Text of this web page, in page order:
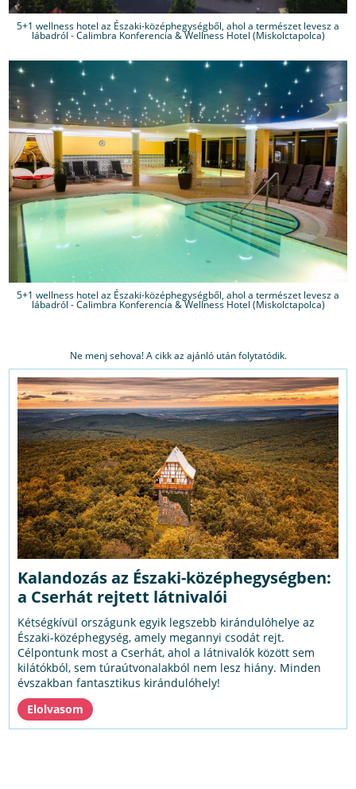
5+1 wellness hotel az Északi-középhegységből, ahol a természet levesz a
lábadról - Calimbra Konferencia & Wellness Hotel (Miskolctapolca)
5+1 wellness hotel az Északi-középhegységből, ahol a természet levesz a
lábadról - Calimbra Konferencia & Wellness Hotel (Miskolctapolca)
Ne menj sehova! A cikk az ajánló után folytatódik.
Kalandozás az Északi-középhegységben:
a Cserhát rejtett látnivalói
Kétségkívül országunk egyik legszebb kirándulóhelye az
Északi-középhegység, amely megannyi csodát rejt.
Célpontunk most a Cserhát, ahol a látnivalók között sem
kilátókból, sem túraútvonalakból nem lesz hiány. Minden
évszakban fantasztikus kirándulóhely!